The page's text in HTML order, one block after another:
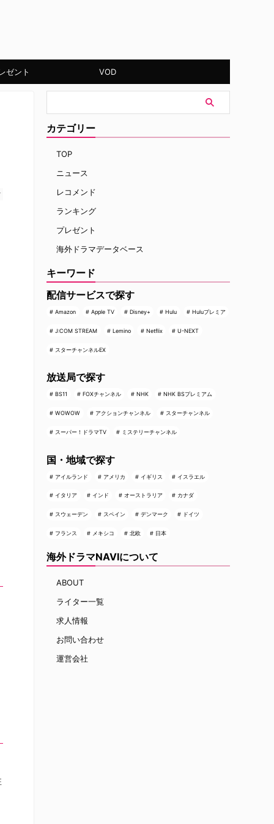
ゼント VOD
カテゴリー
TOP
ニュース
レコメンド
ランキング
プレゼント
海外ドラマデータベース
キーワード
配信サービスで探す
Amazon Apple TV Disney+ Hulu Huluプレミア
J:COM STREAM Lemino Netflix U-NEXT
スターチャンネルEX
放送局で探す
BS11 FOXチャンネル NHK NHK BSプレミアム
WOWOW アクションチャンネル スターチャンネル
スーパー！ドラマTV ミステリーチャンネル
国・地域で探す
アイルランド アメリカ イギリス イスラエル
イタリア インド オーストラリア カナダ
スウェーデン スペイン デンマーク ドイツ
フランス メキシコ 北欧 日本
海外ドラマNAVIについて
ABOUT
ライター一覧
求人情報
お問い合わせ
運営会社